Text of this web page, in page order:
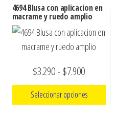
hasta
múltiples
variantes.
Las
se
pueden
elegir
4694 Blusa con aplicacion en
macrame y ruedo amplio
$3.290- $7.900Rango
de
precios:
Seleccionar opciones